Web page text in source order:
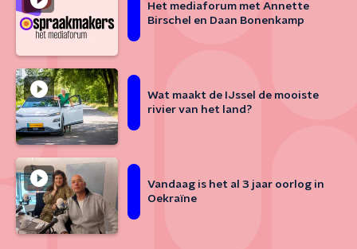
Het mediaforum met Annette
Birschel en Daan Bonenkamp
Wat maakt de IJssel de mooiste
rivier van het land?
Vandaag is het al 3 jaar oorlog in
Oekraïne